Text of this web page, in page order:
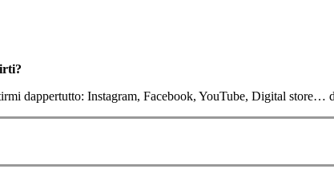
dappertutto: Instagram, Facebook, YouTube, Digital